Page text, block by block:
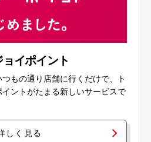
イポイント
もの通り店舗に行くだけで、ト
ントがたまる新しいサービスで
しく見る